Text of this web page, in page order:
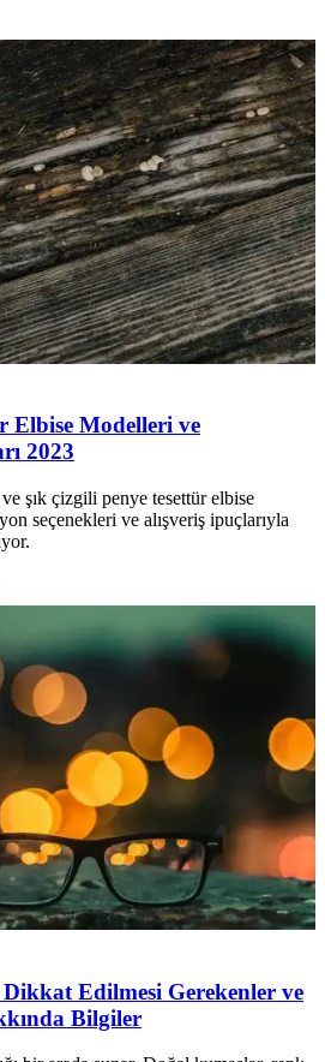
Elbise Modelleri ve
2023
şık çizgili penye tesettür elbise
seçenekleri ve alışveriş ipuçlarıyla
Dikkat Edilmesi Gerekenler ve
Bilgiler